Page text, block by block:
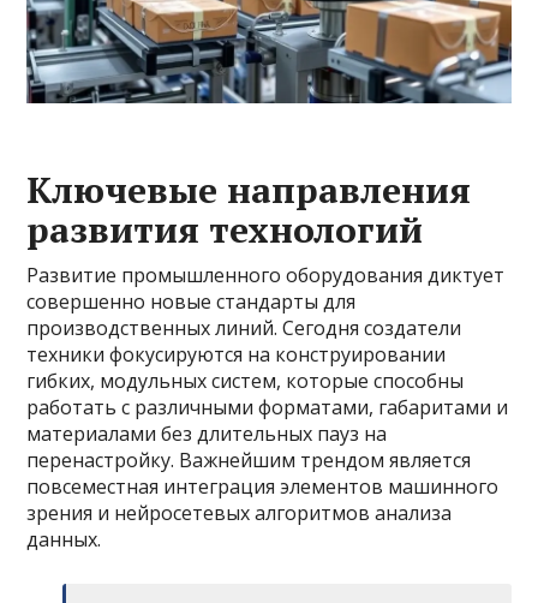
Ключевые направления
развития технологий
Развитие промышленного оборудования диктует
совершенно новые стандарты для
производственных линий. Сегодня создатели
техники фокусируются на конструировании
гибких, модульных систем, которые способны
работать с различными форматами, габаритами и
материалами без длительных пауз на
перенастройку. Важнейшим трендом является
повсеместная интеграция элементов машинного
зрения и нейросетевых алгоритмов анализа
данных.